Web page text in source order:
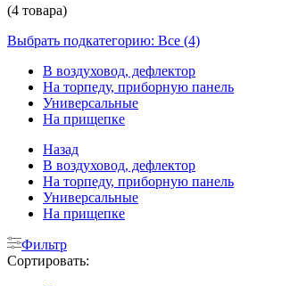
(4 товара)
Выбрать подкатегорию: Все (4)
В воздуховод, дефлектор
На торпеду, приборную панель
Универсальные
На прищепке
Назад
В воздуховод, дефлектор
На торпеду, приборную панель
Универсальные
На прищепке
Фильтр
Сортировать: